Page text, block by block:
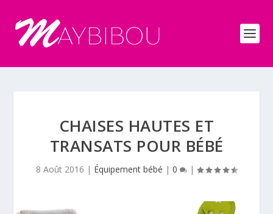
CHAISES HAUTES ET
TRANSATS POUR BÉBÉ
8 Août 2016 | Équipement bébé | 0 |